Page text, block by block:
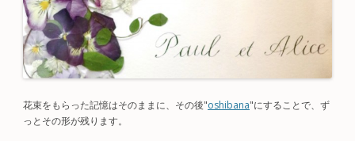
花束をもらった記憶はそのままに、その後"oshibana"にすることで、ず
っとその形が残ります。